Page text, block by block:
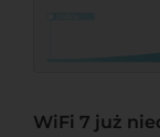
WiFi 7 już